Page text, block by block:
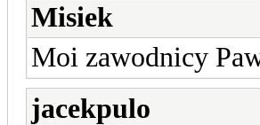
Misiek
Moi zawodnicy
jacekpulo